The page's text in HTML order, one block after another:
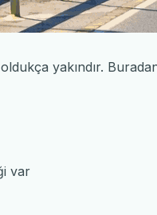
yakındır.
var